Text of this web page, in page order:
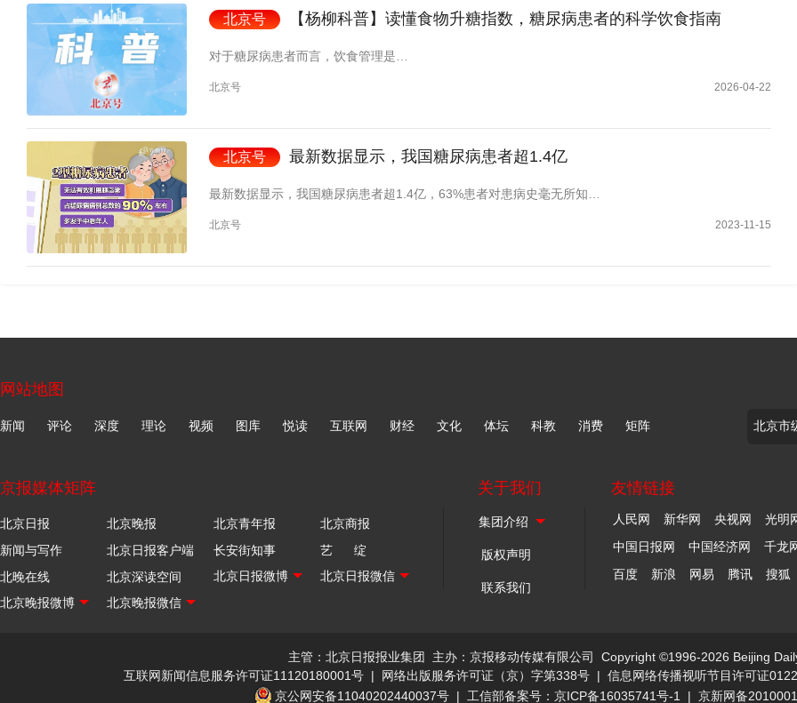
北京号 【杨柳科普】读懂食物升糖指数，糖尿病患者的科学饮食指南
对于糖尿病患者而言，饮食管理是…
北京号 2026-04-22
北京号 最新数据显示，我国糖尿病患者超1.4亿
最新数据显示，我国糖尿病患者超1.4亿，63%患者对患病史毫无所知…
北京号 2023-11-15
网站地图
新闻 评论 深度 理论 视频 图库 悦读 互联网 财经 文化 体坛 科教 消费 矩阵
京报媒体矩阵
北京日报 北京晚报 北京青年报
北京商报
新闻与写作
北京日报客户端 长安街知事
艺 绽
北晚在线
北京深读空间
关于我们
版权声明
联系我们
友情链接
人民网 新华网 央视网 光明
中国日报网
中国经济网 千龙
百度
新浪 网易 腾讯 搜狐
主管：北京日报报业集团 主办：京报移动传媒有限公司
Copyright ©1996-2026 Beijing
互联网新闻信息服务许可证11120180001号 | 网络出版服务许可证（京）字第338号 | 信息网络传播视听节目许可证
京公网安备11040202440037号| 工信部备案号：京ICP备16035741号-1 | 京新网备